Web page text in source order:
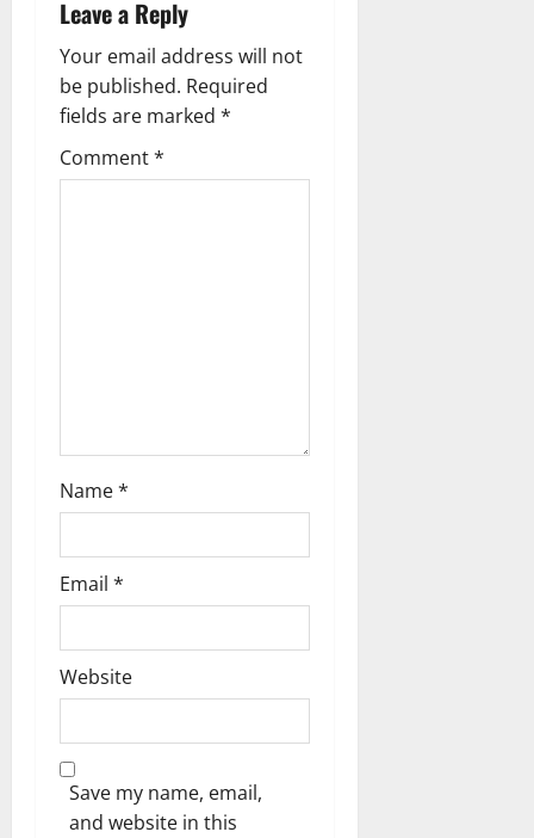
i
g
a
t
Leave a Reply
Your email address will not
be published. Required
fields are marked *
Comment*
Name*
Email *
Website
Save my name, email,
and website in this